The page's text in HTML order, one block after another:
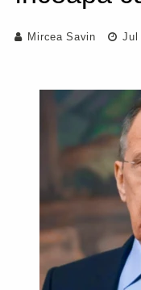
Mircea Savin Jul